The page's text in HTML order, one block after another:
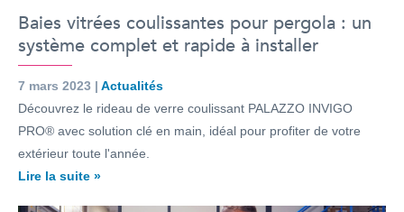
Baies vitrées coulissantes pour pergola : un
système complet et rapide à installer
7 mars 2023 | Actualités
Découvrez le rideau de verre coulissant PALAZZO INVIGO
PRO® avec solution clé en main, idéal pour profiter de votre
extérieur toute l'année.
Lire la suite »